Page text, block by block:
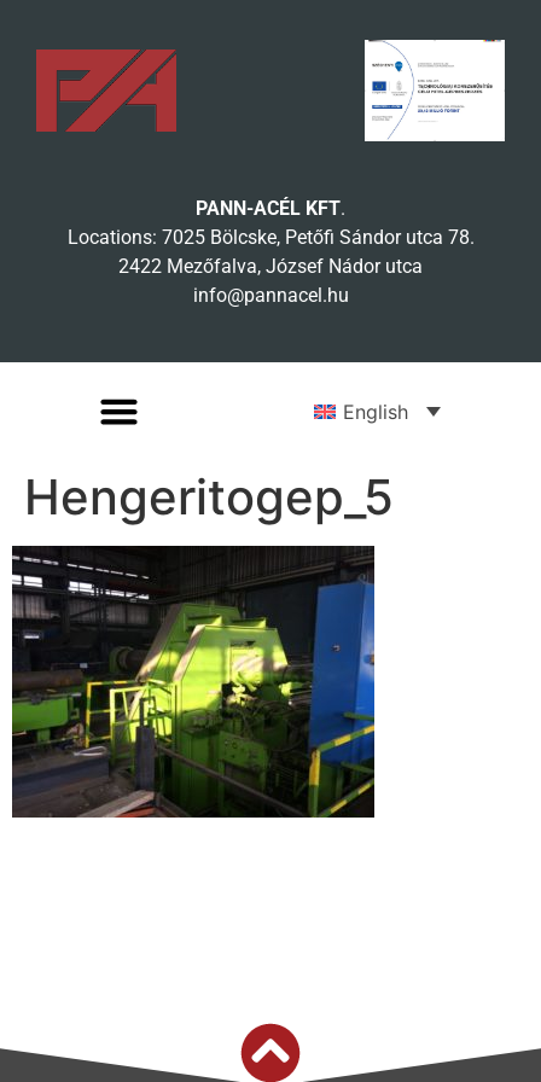
PANN-ACÉL KFT.
Locations: 7025 Bölcske, Petőfi Sándor utca 78.
2422 Mezőfalva, József Nádor utca
info@pannacel.hu
English
Hengeritogep_5